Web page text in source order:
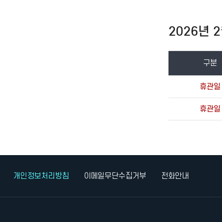
2026년 2
구분
휴관일
휴관일
개인정보처리방침 이메일무단수집거부 전화안내